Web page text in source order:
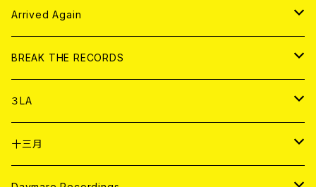
アパレル
書籍
DIGITAL CONTENTS
CD
アナログ
Arrived Again
CD
アナログ
BREAK THE RECORDS
CD
ANALOG
３LA
CD
十三月